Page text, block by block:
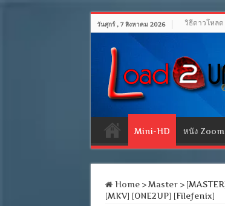
วันศุกร์ , 7 สิงหาคม 2026 วิธีดาวโหลด
Mini-HD หนัง Zoom
Home > Master >
[MKV] [ONE2UP] [Filefenix]